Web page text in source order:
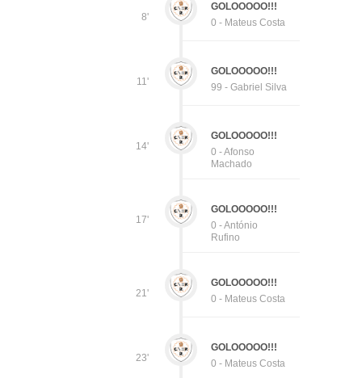
8'
GOLOOOOO!!!
0 - Mateus Costa
11'
GOLOOOOO!!!
99 - Gabriel Silva
14'
GOLOOOOO!!!
0 - Afonso
Machado
17'
GOLOOOOO!!!
0 - António
Rufino
21'
GOLOOOOO!!!
0 - Mateus Costa
23'
GOLOOOOO!!!
0 - Mateus Costa